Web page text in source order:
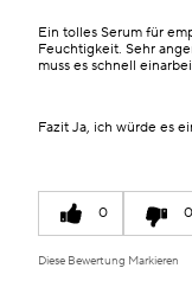
Ein tolles Serum für
Feuchtigkeit. Sehr
muss es schnell
Fazit Ja, ich würde es
0 0
Diese Bewertung Markieren